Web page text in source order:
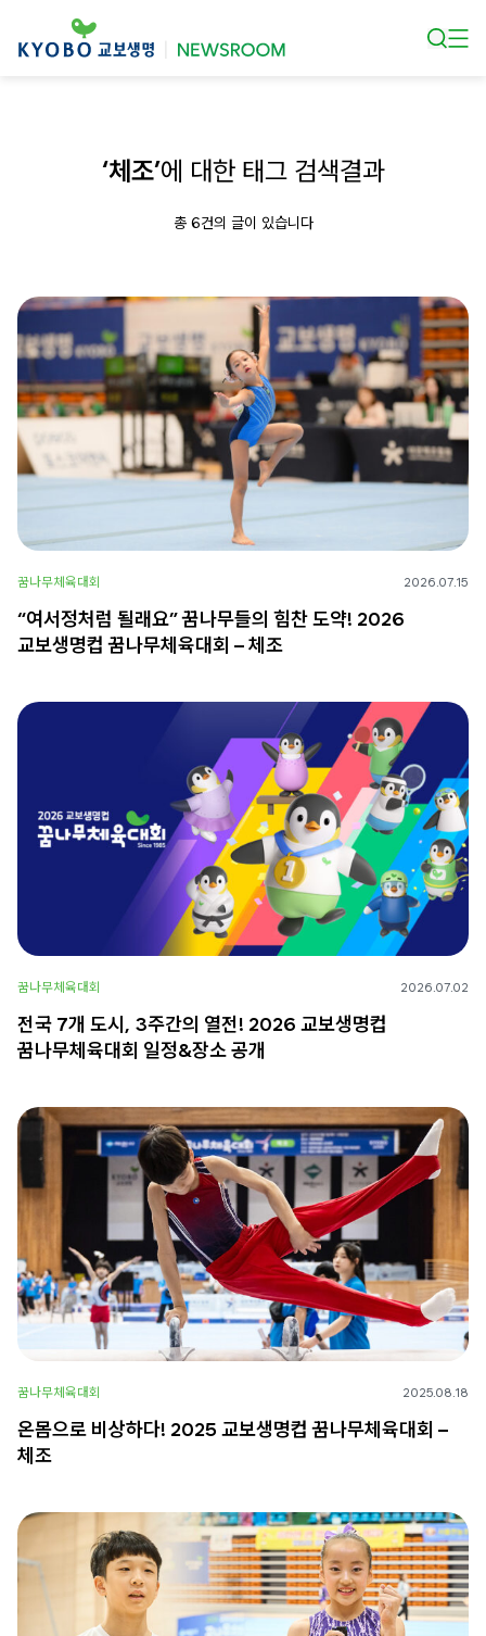
‘체조’에 대한 태그 검색결과
총 6건의 글이 있습니다
꿈나무체육대회 2026.07.15
“여서정처럼 될래요” 꿈나무들의 힘찬 도약! 2026
교보생명컵 꿈나무체육대회 – 체조
꿈나무체육대회 2026.07.02
전국 7개 도시, 3주간의 열전! 2026 교보생명컵
꿈나무체육대회 일정&장소 공개
꿈나무체육대회 2025.08.18
온몸으로 비상하다! 2025 교보생명컵 꿈나무체육대회 –
체조